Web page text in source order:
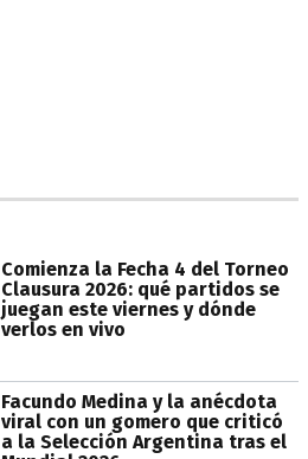
Comienza la Fecha 4 del Torneo
Clausura 2026: qué partidos se
juegan este viernes y dónde
verlos en vivo
Facundo Medina y la anécdota
viral con un gomero que criticó
a la Selección Argentina tras el